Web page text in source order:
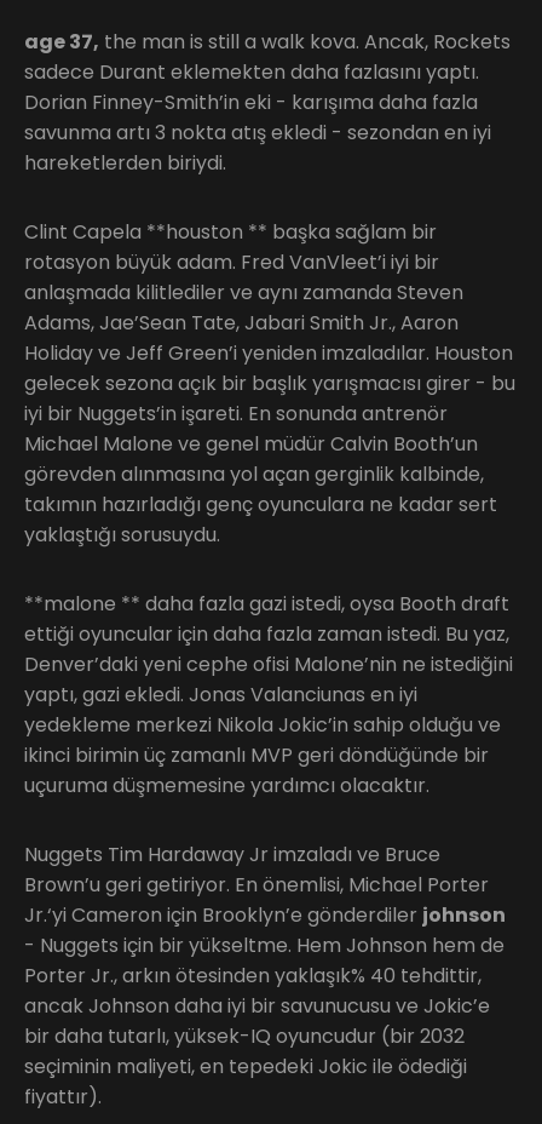
age 37, the man is still a walk kova. Ancak, Rockets
sadece Durant eklemekten daha fazlasını yaptı.
Dorian Finney-Smith’in eki - karışıma daha fazla
savunma artı 3 nokta atış ekledi - sezondan en iyi
hareketlerden biriydi.
Clint Capela **houston ** başka sağlam bir
rotasyon büyük adam. Fred VanVleet’i iyi bir
anlaşmada kilitlediler ve aynı zamanda Steven
Adams, Jae’Sean Tate, Jabari Smith Jr., Aaron
Holiday ve Jeff Green’i yeniden imzaladılar. Houston
gelecek sezona açık bir başlık yarışmacısı girer - bu
iyi bir Nuggets’in işareti. En sonunda antrenör
Michael Malone ve genel müdür Calvin Booth’un
görevden alınmasına yol açan gerginlik kalbinde,
takımın hazırladığı genç oyunculara ne kadar sert
yaklaştığı sorusuydu.
**malone ** daha fazla gazi istedi, oysa Booth draft
ettiği oyuncular için daha fazla zaman istedi. Bu yaz,
Denver’daki yeni cephe ofisi Malone’nin ne istediğini
yaptı, gazi ekledi. Jonas Valanciunas en iyi
yedekleme merkezi Nikola Jokic’in sahip olduğu ve
ikinci birimin üç zamanlı MVP geri döndüğünde bir
uçuruma düşmemesine yardımcı olacaktır.
Nuggets Tim Hardaway Jr imzaladı ve Bruce
Brown’u geri getiriyor. En önemlisi, Michael Porter
Jr.‘yi Cameron için Brooklyn’e gönderdiler johnson
- Nuggets için bir yükseltme. Hem Johnson hem de
Porter Jr., arkın ötesinden yaklaşık% 40 tehdittir,
ancak Johnson daha iyi bir savunucusu ve Jokic’e
bir daha tutarlı, yüksek-IQ oyuncudur (bir 2032
seçiminin maliyeti, en tepedeki Jokic ile ödediği
fiyattır).